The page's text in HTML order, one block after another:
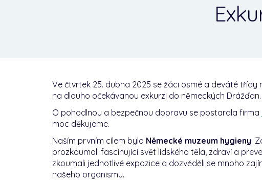
Ve čtvrtek 25. dubna 2025 se žáci osmé a deváté třídy
na dlouho očekávanou exkurzi do německých Drážďan.
O pohodlnou a bezpečnou dopravu se postarala firma
moc děkujeme.
Naším prvním cílem bylo Německé muzeum hygieny.
prozkoumali fascinující svět lidského těla, zdraví a
zkoumali jednotlivé expozice a dozvěděli se mnoho
našeho organismu.